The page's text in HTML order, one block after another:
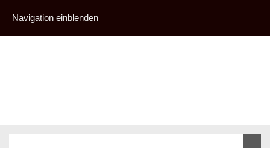
Navigation einblenden